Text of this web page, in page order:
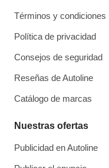
Términos y condiciones
Política de privacidad
Consejos de seguridad
Reseñas de Autoline
Catálogo de marcas
Nuestras ofertas
Publicidad en Autoline